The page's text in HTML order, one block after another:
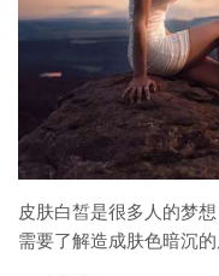
皮肤白皙是很多人的梦
需要了解造成肤色暗沉